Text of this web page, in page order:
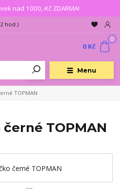
nad 1000,-Kč ZDARMA!
Menu
hod.)
0
0 Kč
TOPMAN
TOPMAN